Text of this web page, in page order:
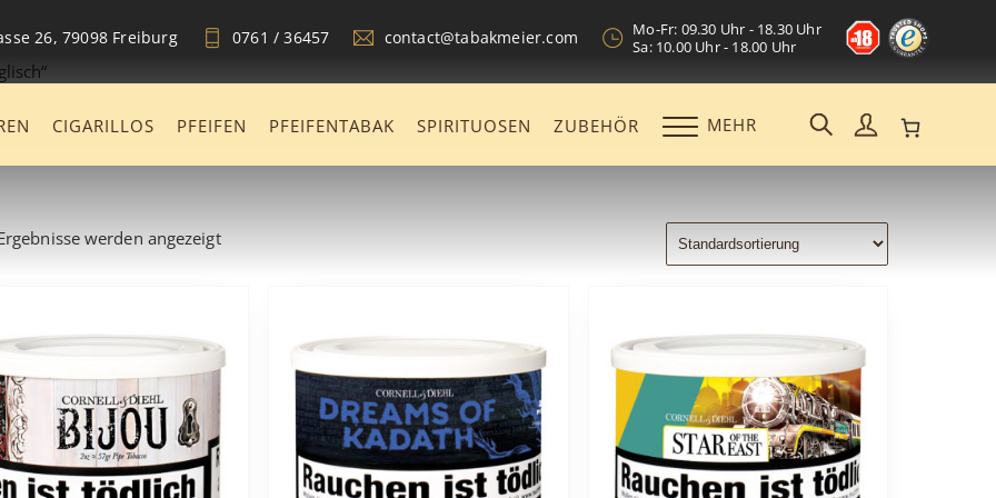
26, 79098 Freiburg 0761 / 36457 contact@tabakmeier.com
Mo-Fr: 09.30 Uhr - 18.30 Uhr
Sa: 10.00 Uhr - 18.00 Uhr
CIGARILLOS PFEIFEN PFEIFENTABAK SPIRITUOSEN ZUBEHÖR MEHR
werden angezeigt